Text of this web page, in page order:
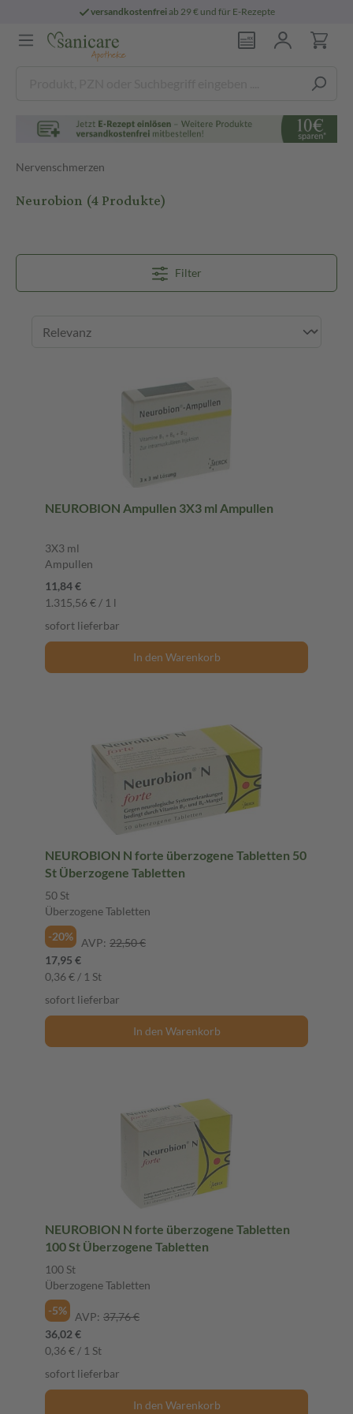
versandkostenfreiab 29 € und für E-Rezepte
Nervenschmerzen
Neurobion (4 Produkte)
Filter
NEUROBION Ampullen 3X3 ml Ampullen
3X3 ml
Ampullen
11,84 €
1.315,56 € / 1 l
sofort lieferbar
In den Warenkorb
NEUROBION N forte überzogene Tabletten 50
St Überzogene Tabletten
50 St
Überzogene Tabletten
-20%
AVP: 22,50 €
17,95 €
0,36 € / 1 St
sofort lieferbar
In den Warenkorb
NEUROBION N forte überzogene Tabletten
100 St Überzogene Tabletten
100 St
Überzogene Tabletten
-5%
AVP: 37,76 €
36,02 €
0,36 € / 1 St
sofort lieferbar
In den Warenkorb